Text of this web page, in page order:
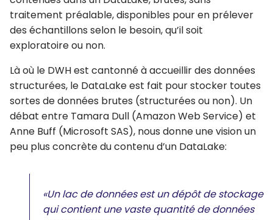
traitement préalable, disponibles pour en prélever
des échantillons selon le besoin, qu’il soit
exploratoire ou non.
Là où le DWH est cantonné à accueillir des données
structurées, le DataLake est fait pour stocker toutes
sortes de données brutes (structurées ou non). Un
débat entre Tamara Dull (Amazon Web Service) et
Anne Buff (Microsoft SAS), nous donne une vision un
peu plus concrète du contenu d’un DataLake:
«Un lac de données est un dépôt de stockage
qui contient une vaste quantité de données